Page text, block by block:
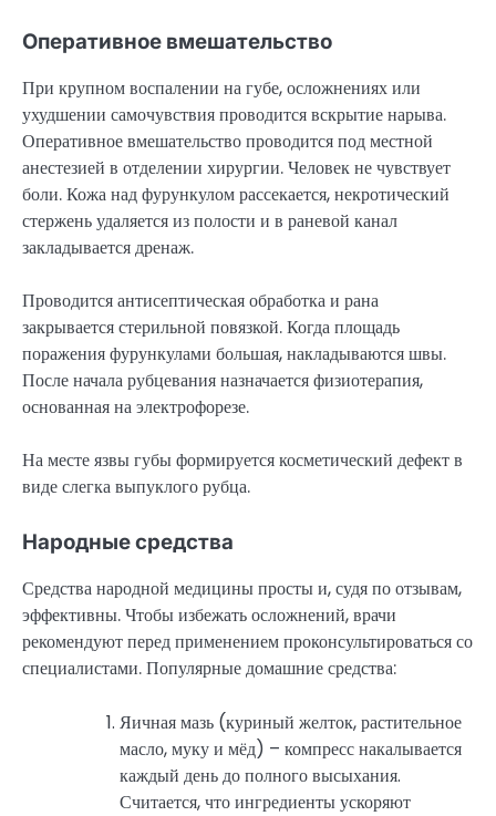
Оперативное вмешательство
При крупном воспалении на губе, осложнениях или
ухудшении самочувствия проводится вскрытие нарыва.
Оперативное вмешательство проводится под местной
анестезией в отделении хирургии. Человек не чувствует
боли. Кожа над фурункулом рассекается, некротический
стержень удаляется из полости и в раневой канал
закладывается дренаж.
Проводится антисептическая обработка и рана
закрывается стерильной повязкой. Когда площадь
поражения фурункулами большая, накладываются швы.
После начала рубцевания назначается физиотерапия,
основанная на электрофорезе.
На месте язвы губы формируется косметический дефект в
виде слегка выпуклого рубца.
Народные средства
Средства народной медицины просты и, судя по отзывам,
эффективны. Чтобы избежать осложнений, врачи
рекомендуют перед применением проконсультироваться со
специалистами. Популярные домашние средства:
Яичная мазь (куриный желток, растительное
масло, муку и мёд) – компресс накалывается
каждый день до полного высыхания.
Считается, что ингредиенты ускоряют